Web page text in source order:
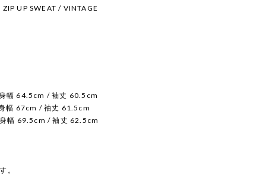
UP SWEAT / VINTAGE
幅 64.5cm / 袖丈 60.5cm
幅 67cm / 袖丈 61.5cm
幅 69.5cm / 袖丈 62.5cm
。